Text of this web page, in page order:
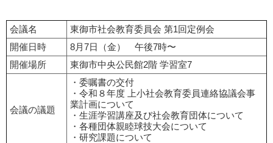
会議名
東御市社会教育委員会 第1回定例会
開催日時
8月7日（金） 午後7時〜
開催場所
東御市中央公民館2階 学習室7
会議の議題
・委嘱書の交付
・令和８年度 上小社会教育委員連絡協議会事
業計画について
・生涯学習講座及び社会教育団体について
・各種団体親睦球技大会について
・研究課題について